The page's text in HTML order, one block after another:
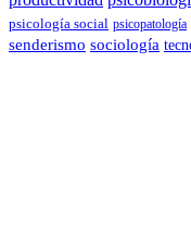
psicología social psicopatología
senderismo sociología